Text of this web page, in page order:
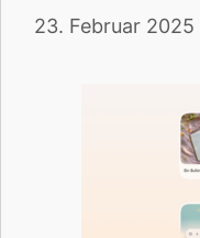
23. Februar 2025